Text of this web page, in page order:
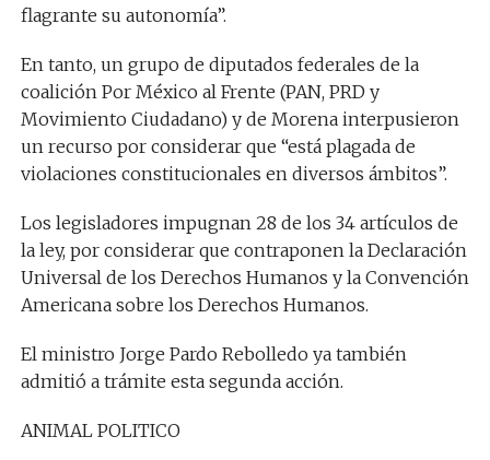
flagrante su autonomía”.
En tanto, un grupo de diputados federales de la
coalición Por México al Frente (PAN, PRD y
Movimiento Ciudadano) y de Morena interpusieron
un recurso por considerar que “está plagada de
violaciones constitucionales en diversos ámbitos”.
Los legisladores impugnan 28 de los 34 artículos de
la ley, por considerar que contraponen la Declaración
Universal de los Derechos Humanos y la Convención
Americana sobre los Derechos Humanos.
El ministro Jorge Pardo Rebolledo ya también
admitió a trámite esta segunda acción.
ANIMAL POLITICO